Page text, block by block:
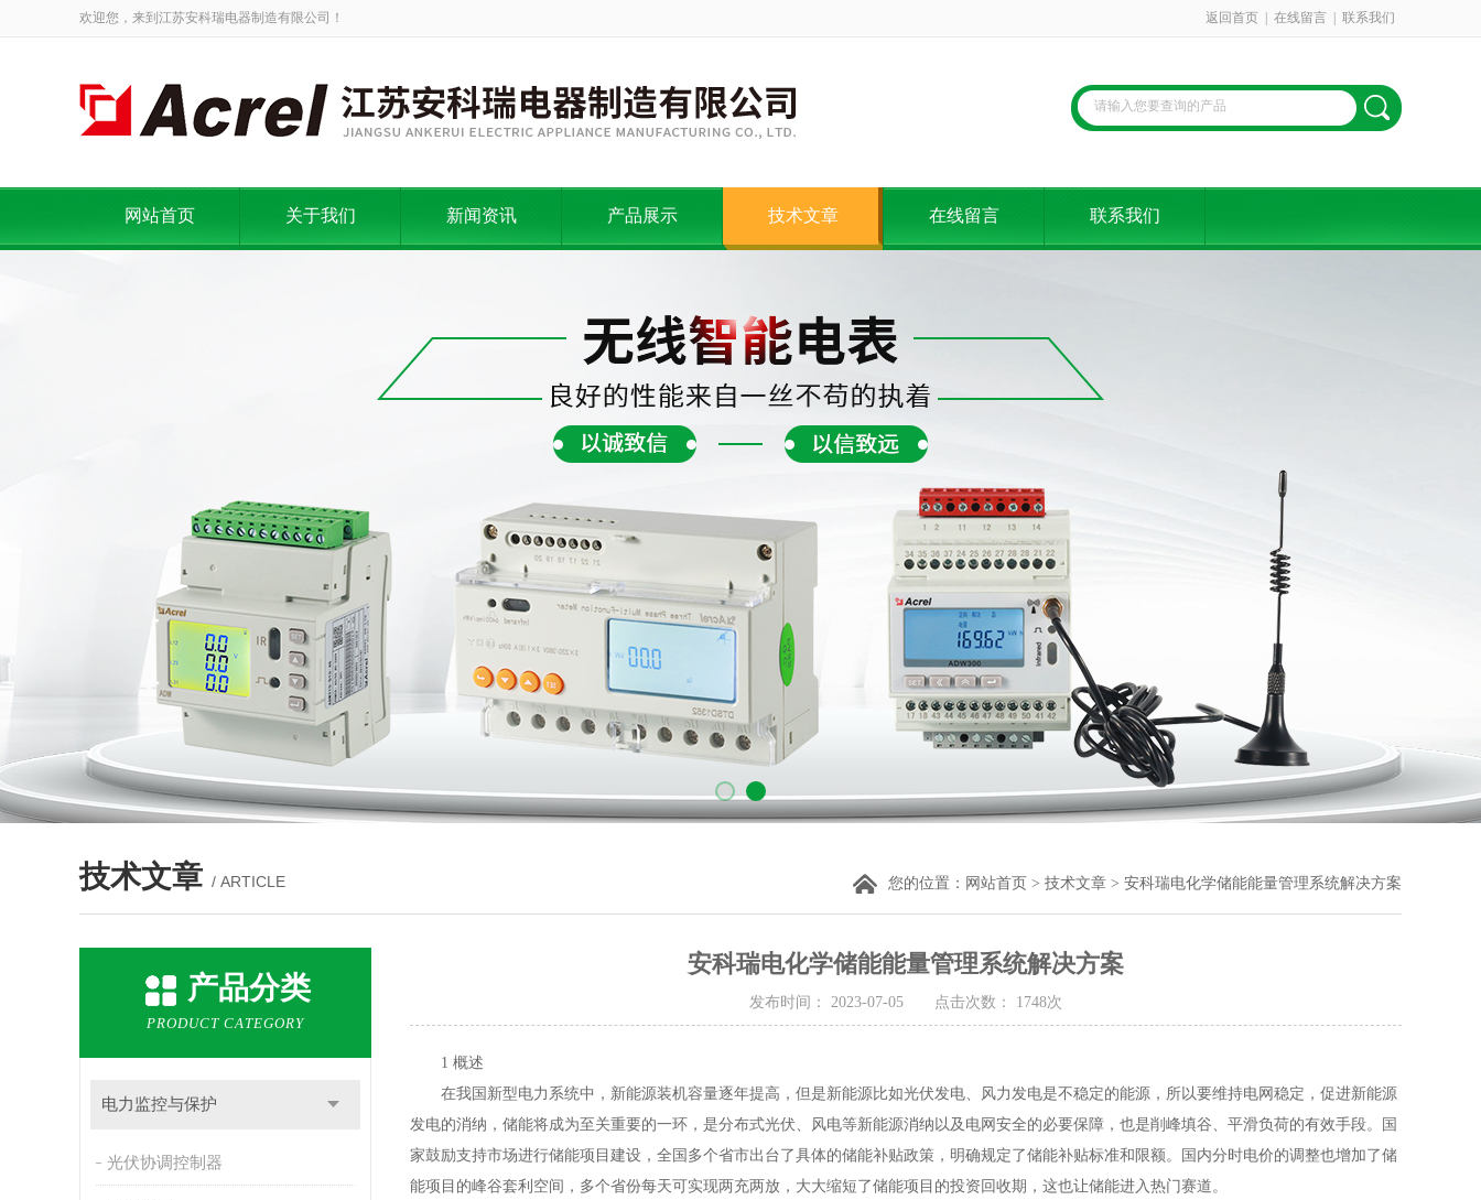
欢迎您，来到江苏安科瑞电器制造有限公司！ 返回首页 在线留言 联系我们
网站首页 关于我们 新闻资讯 产品展示 技术文章 在线留言 联系我们
技术文章 / ARTICLE 您的位置： 网站首页 > 技术文章 > 安科瑞电化学储能能量管理系统解决方案
产品分类
PRODUCT CATEGORY
电力监控与保护
光伏协调控制器
安科瑞电化学储能能量管理系统解决方案
发布时间： 2023-07-05 点击次数： 1748次
1 概述
在我国新型电力系统中，新能源装机容量逐年提高，但是新能源比如光伏发电、风力发电是不稳定的能源，所以要维持电网稳定，促进新能源
发电的消纳，储能将成为至关重要的一环，是分布式光伏、风电等新能源消纳以及电网安全的必要保障，也是削峰填谷、平滑负荷的有效手段。国
家鼓励支持市场进行储能项目建设，全国多个省市出台了具体的储能补贴政策，明确规定了储能补贴标准和限额。国内分时电价的调整也增加了储
能项目的峰谷套利空间，多个省份每天可实现两充两放，大大缩短了储能项目的投资回收期，这也让储能进入热门赛道。